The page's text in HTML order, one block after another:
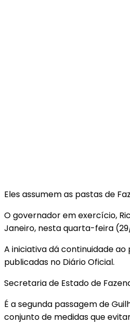
Eles assumem as pastas de
O governador em exercício,
Janeiro, nesta quarta-feira
A iniciativa dá continuidade
publicadas no Diário Oficial.
Secretaria de Estado de
É a segunda passagem de
conjunto de medidas que